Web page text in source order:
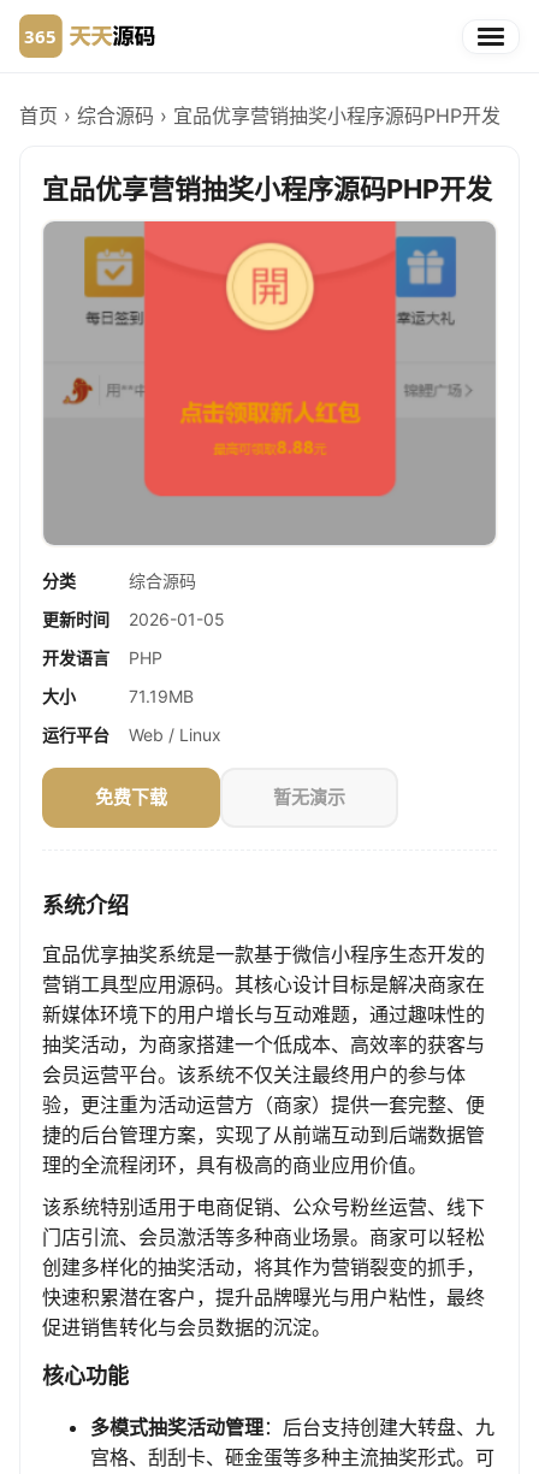
首页 › 综合源码 › 宜品优享营销抽奖小程序源码PHP开发
宜品优享营销抽奖小程序源码PHP开发
分类
综合源码
更新时间
2026-01-05
开发语言
PHP
大小
71.19MB
运行平台
Web / Linux
免费下载 暂无演示
系统介绍
宜品优享抽奖系统是一款基于微信小程序生态开发的
营销工具型应用源码。其核心设计目标是解决商家在
新媒体环境下的用户增长与互动难题，通过趣味性的
抽奖活动，为商家搭建一个低成本、高效率的获客与
会员运营平台。该系统不仅关注最终用户的参与体
验，更注重为活动运营方（商家）提供一套完整、便
捷的后台管理方案，实现了从前端互动到后端数据管
理的全流程闭环，具有极高的商业应用价值。
该系统特别适用于电商促销、公众号粉丝运营、线下
门店引流、会员激活等多种商业场景。商家可以轻松
创建多样化的抽奖活动，将其作为营销裂变的抓手，
快速积累潜在客户，提升品牌曝光与用户粘性，最终
促进销售转化与会员数据的沉淀。
核心功能
多模式抽奖活动管理：后台支持创建大转盘、九
宫格、刮刮卡、砸金蛋等多种主流抽奖形式。可